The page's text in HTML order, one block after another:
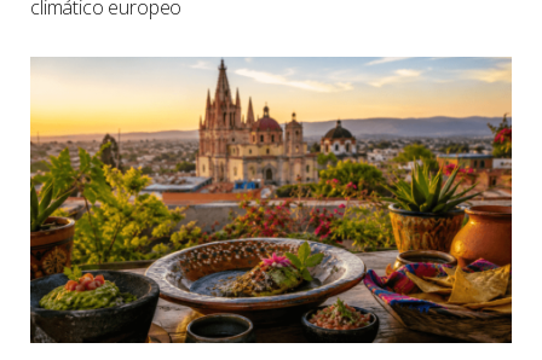
climático europeo